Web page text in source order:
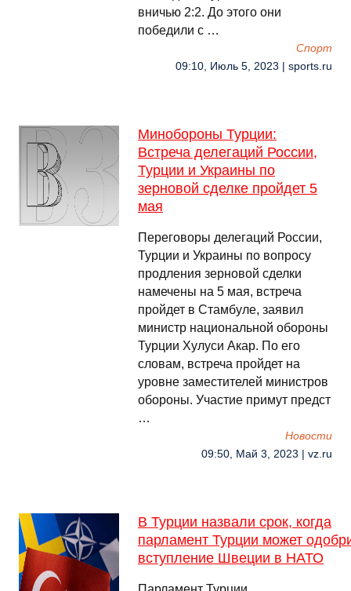
вничью 2:2. До этого они
победили с …
Спорт
09:10, Июль 5, 2023 | sports.ru
Минобороны Турции:
Встреча делегаций России,
Турции и Украины по
зерновой сделке пройдет 5
мая
Переговоры делегаций России,
Турции и Украины по вопросу
продления зерновой сделки
намечены на 5 мая, встреча
пройдет в Стамбуле, заявил
министр национальной обороны
Турции Хулуси Акар. По его
словам, встреча пройдет на
уровне заместителей министров
обороны. Участие примут предст
…
Новости
09:50, Май 3, 2023 | vz.ru
В Турции назвали срок, когда
парламент Турции может
вступление Швеции в НАТО